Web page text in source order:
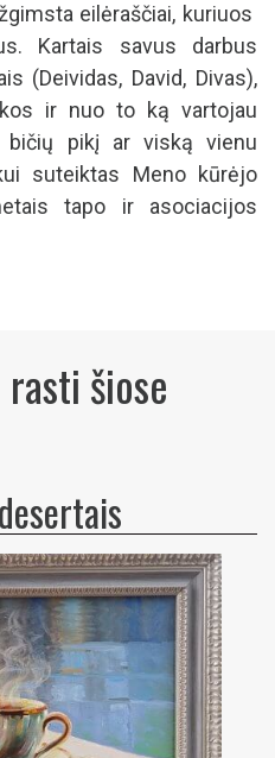
eilėraščiai, kuriuos
Kartais savus darbus
(Deividas, David, Divas),
ir nuo to ką vartojau
bičių pikį ar viską vienu
suteiktas Meno kūrėjo
tapo ir asociacijos
šiose